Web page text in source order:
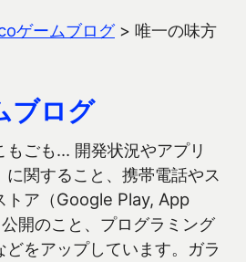
ゲームブログ> 唯一の味方
ブログ
もごも… 開発状況やアプリ
に関すること、携帯電話やス
トア（Google Play, App
開のこと、プログラミング
をアップしています。ガラ